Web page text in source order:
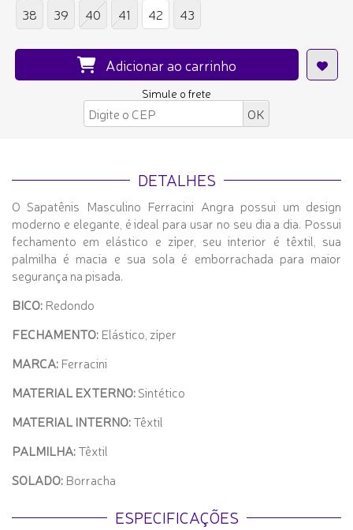
38
39 40 41 42 43
Adicionar ao carrinho
Simule o frete
DETALHES
O Sapatênis Masculino Ferracini Angra possui um design
moderno e elegante, é ideal para usar no seu dia a dia. Possui
fechamento em elástico e zíper, seu interior é têxtil, sua
palmilha é macia e sua sola é emborrachada para maior
segurança na pisada.
BICO: Redondo
FECHAMENTO: Elástico, zíper
MARCA: Ferracini
MATERIAL EXTERNO:Sintético
MATERIAL INTERNO:Têxtil
PALMILHA:Têxtil
SOLADO: Borracha
ESPECIFICAÇÕES